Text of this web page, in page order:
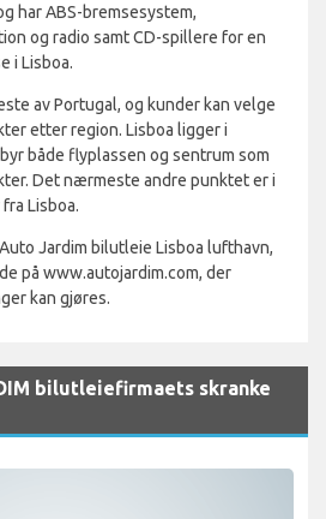
har ABS-bremsesystem,
og radio samt CD-spillere for en
i Lisboa.
av Portugal, og kunder kan velge
etter region. Lisboa ligger i
både flyplassen og sentrum som
Det nærmeste andre punktet er i
Lisboa.
Jardim bilutleie Lisboa lufthavn,
på www.autojardim.com, der
kan gjøres.
bilutleiefirmaets skranke